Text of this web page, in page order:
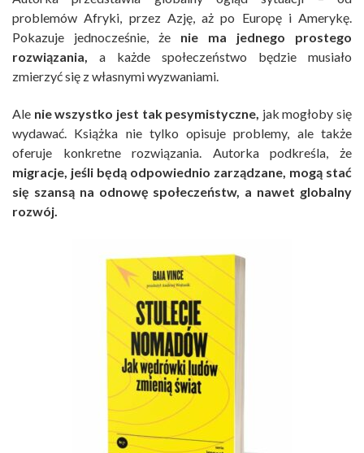
problemów Afryki, przez Azję, aż po Europę i Amerykę.
Pokazuje jednocześnie, że nie ma jednego prostego
rozwiązania, a każde społeczeństwo będzie musiało
zmierzyć się z własnymi wyzwaniami.
Ale nie wszystko jest tak pesymistyczne, jak mogłoby się
wydawać. Książka nie tylko opisuje problemy, ale także
oferuje konkretne rozwiązania. Autorka podkreśla, że
migracje, jeśli będą odpowiednio zarządzane, mogą stać
się szansą na odnowę społeczeństw, a nawet globalny
rozwój.